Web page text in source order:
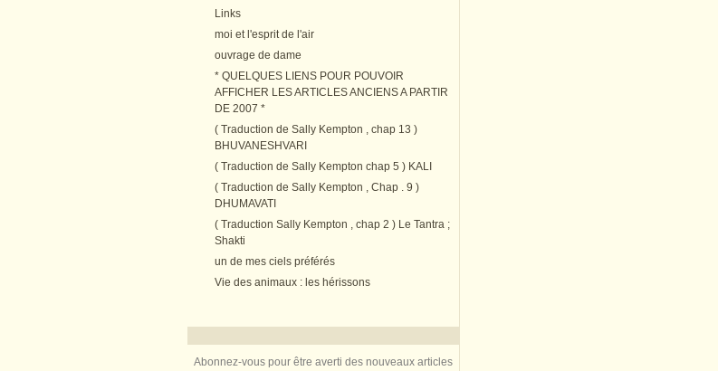
Links
moi et l'esprit de l'air
ouvrage de dame
* QUELQUES LIENS POUR POUVOIR
AFFICHER LES ARTICLES ANCIENS A PARTIR
DE 2007 *
( Traduction de Sally Kempton , chap 13 )
BHUVANESHVARI
( Traduction de Sally Kempton chap 5 ) KALI
( Traduction de Sally Kempton , Chap . 9 )
DHUMAVATI
( Traduction Sally Kempton , chap 2 ) Le Tantra ;
Shakti
un de mes ciels préférés
Vie des animaux : les hérissons
Abonnez-vous pour être averti des nouveaux articles